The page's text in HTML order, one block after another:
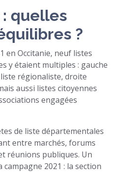
quelles
?
en Occitanie, neuf listes
y étaient multiples : gauche
régionaliste, droite
aussi listes citoyennes
engagées
de liste départementales
entre marchés, forums
réunions publiques. Un
2021 : la section